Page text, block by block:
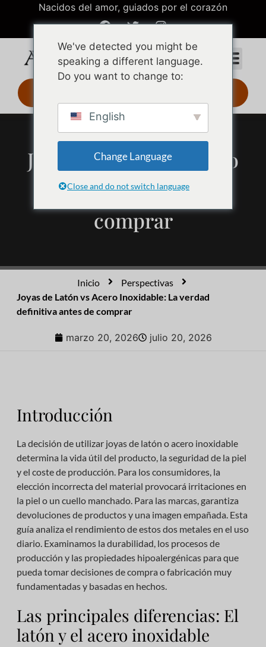
Nacidos del amor, guiados por el corazón
Joyas de Latón vs Acero
Inoxidable: La verdad
definitiva antes de
comprar
Inicio
Perspectivas
Joyas de Latón vs Acero Inoxidable: La verdad
definitiva antes de comprar
marzo 20, 2026 julio 20, 2026
Introducción
La decisión de utilizar joyas de latón o acero inoxidable
determina la vida útil del producto, la seguridad de la piel
y el coste de producción. Para los consumidores, la
elección incorrecta del material provocará irritaciones en
la piel o un cuello manchado. Para las marcas, garantiza
devoluciones de productos y una imagen empañada. Esta
guía analiza el rendimiento de estos dos metales en el uso
diario. Examinamos la durabilidad, los procesos de
producción y las propiedades hipoalergénicas para que
pueda tomar decisiones de compra o fabricación muy
fundamentadas y basadas en hechos.
Las principales diferencias: El
latón y el acero inoxidable
We've detected you might be
speaking a different language.
Do you want to change to:
English
Change Language
Close and do not switch language